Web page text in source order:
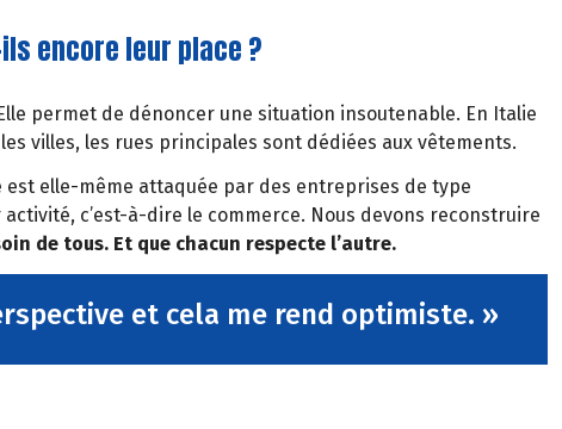
encore leur place ?
permet de dénoncer une situation insoutenable. En Italie
villes, les rues principales sont dédiées aux vêtements.
est elle-même attaquée par des entreprises de type
c’est-à-dire le commerce. Nous devons reconstruire
de tous. Et que chacun respecte l’autre.
et cela me rend optimiste. »